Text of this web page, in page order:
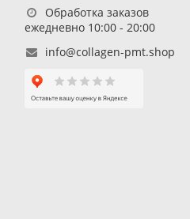
Обработка заказов
ежедневно 10:00 - 20:00
info@collagen-pmt.shop